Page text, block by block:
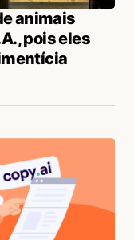
animais
pois eles